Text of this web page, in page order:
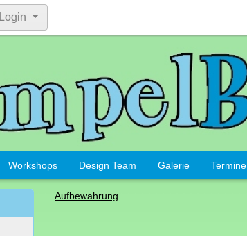
Login
Workshops Design Team Galerie Termine
Aufbewahrung